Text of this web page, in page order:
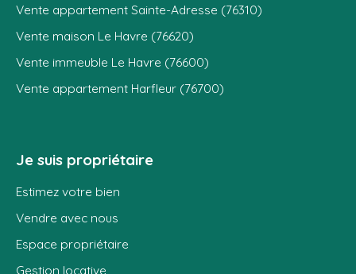
Vente appartement Sainte-Adresse (76310)
Vente maison Le Havre (76620)
Vente immeuble Le Havre (76600)
Vente appartement Harfleur (76700)
Je suis propriétaire
Estimez votre bien
Vendre avec nous
Espace propriétaire
Gestion locative